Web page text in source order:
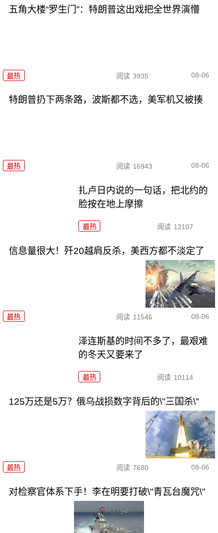
五角大楼“罗生门”：特朗普这出戏把全世界演懵
最热 阅读 3935 08-06
特朗普扔下两条路，波斯都不选，美军机又被揍
最热 阅读 16943 08-06
扎卢日内说的一句话，把北约的
脸按在地上摩擦
最热 阅读 12107
信息量很大！歼20越肩反杀，美西方都不淡定了
最热 阅读 11546 08-06
泽连斯基的时间不多了，最艰难
的冬天又要来了
最热 阅读 10114
125万还是5万？俄乌战损数字背后的\"三国杀\"
最热 阅读 7680 08-06
对检察官体系下手！李在明要打破\"青瓦台魔咒\"